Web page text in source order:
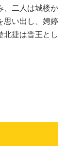
、二人は城楼か
思い出し、娉婷
北捷は晋王とし